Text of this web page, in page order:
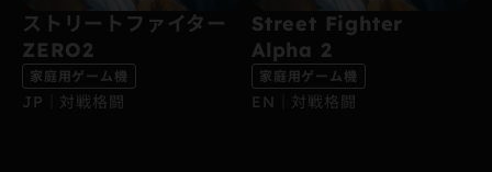
ストリートファイター
ZERO2
家庭用ゲーム機
JP｜対戦格闘
Street Fighter
Alpha 2
家庭用ゲーム機
EN｜対戦格闘